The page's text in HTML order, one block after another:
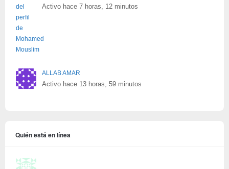
Activo hace 7 horas, 12 minutos
ALLAB AMAR
Activo hace 13 horas, 59 minutos
Quién está en línea